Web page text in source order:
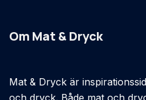
Om Mat & Dryck
Mat & Dryck är
och dryck. Både mat och